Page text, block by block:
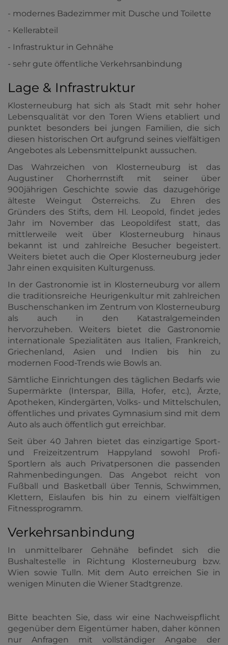
- modernes Badezimmer mit Dusche und Toilette
- Kellerabteil
- Infrastruktur in Gehnähe
- sehr gute öffentliche Verkehrsanbindung
Lage & Infrastruktur
Klosterneuburg hat sich als Stadt mit sehr hoher
Lebensqualität vor den Toren Wiens etabliert und
punktet besonders bei jungen Familien, die sich
diesen historischen Ort aufgrund seines vielfältigen
Angebotes als Lebensmittelpunkt aussuchen.
Das Wahrzeichen von Klosterneuburg ist das
Augustiner Chorherrnstift mit seiner über
900jährigen Geschichte sowie das dazugehörige
älteste Weingut Österreichs. Zu Ehren des
Gründers des Stifts, dem Hl. Leopold, findet jedes
Jahr im November das Leopoldifest statt, das
mittlerweile weit über Klosterneuburg hinaus
bekannt ist und zahlreiche Besucher begeistert.
Weiters bietet auch die Oper Klosterneuburg jeder
Jahr einen exquisiten Kulturgenuss.
In der Gastronomie ist in Klosterneuburg vor allem
die traditionsreiche Heurigenkultur mit zahlreichen
Buschenschanken im Zentrum von Klosterneuburg
als auch in den Katastralgemeinden
hervorzuheben. Weiters bietet die Gastronomie
internationale Spezialitäten aus Italien, Frankreich,
Griechenland, Asien und Indien bis hin zu
modernen Food-Trends wie Bowls an.
Sämtliche Einrichtungen des täglichen Bedarfs wie
Supermärkte (Interspar, Billa, Hofer, etc.), Ärzte,
Apotheken, Kindergärten, Volks- und Mittelschulen,
öffentliches und privates Gymnasium sind mit dem
Auto als auch öffentlich gut erreichbar.
Seit über 40 Jahren bietet das einzigartige Sport-
und Freizeitzentrum Happyland sowohl Profi-
Sportlern als auch Privatpersonen die passenden
Rahmenbedingungen. Das Angebot reicht von
Fußball und Basketball über Tennis, Schwimmen,
Klettern, Eislaufen bis hin zu einem vielfältigen
Fitnessprogramm.
Verkehrsanbindung
In unmittelbarer Gehnähe befindet sich die
Bushaltestelle in Richtung Klosterneuburg bzw.
Wien sowie Tulln. Mit dem Auto erreichen Sie in
wenigen Minuten die Wiener Stadtgrenze.
Bitte beachten Sie, dass wir eine Nachweispflicht
gegenüber dem Eigentümer haben, daher können
nur Anfragen mit vollständiger Angabe der